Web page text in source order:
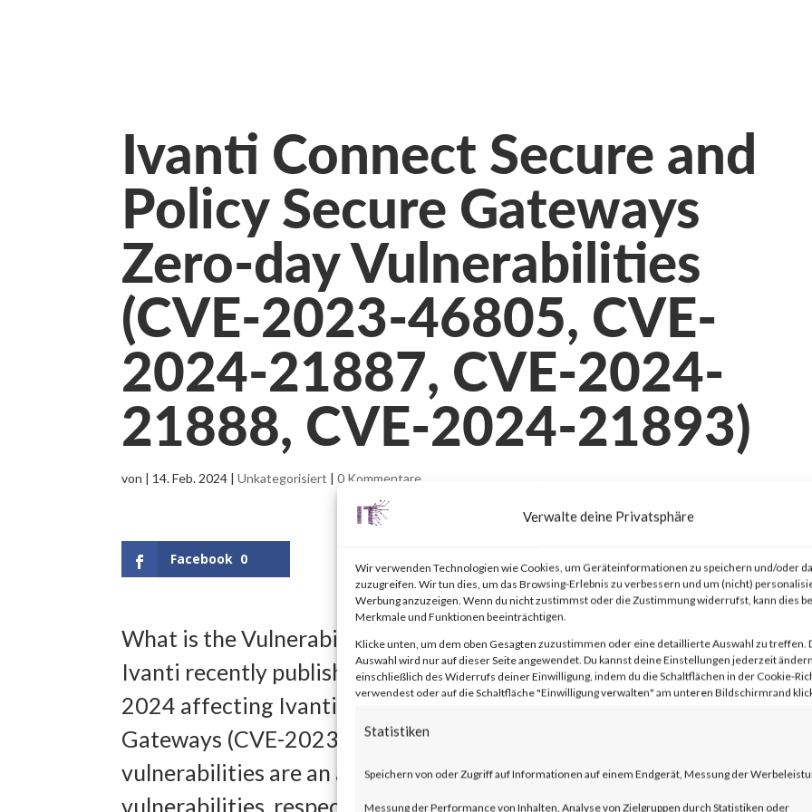
Verwalte deine Privatsphäre
Wir verwenden Technologien wie Cookies, um Geräteinformationen zu speichern und/oder
zuzugreifen. Wir tun dies, um das Browsing-Erlebnis zu verbessern und um (nicht)
Werbung anzuzeigen. Wenn du nicht zustimmst oder die Zustimmung widerrufst, kann dies
Merkmale und Funktionen beeinträchtigen.
Klicke unten, um dem oben Gesagten zuzustimmen oder eine detaillierte Auswahl zu treffen.
Auswahl wird nur auf dieser Seite angewendet. Du kannst deine Einstellungen jederzeit
einschließlich des Widerrufs deiner Einwilligung, indem du die Schaltflächen in der Cookie-
verwendest oder auf die Schaltfläche "Einwilligung verwalten" am unteren Bildschirmrand
Statistiken
Speichern von oder Zugriff auf Informationen auf einem Endgerät, Messung der
Messung der Performance von Inhalten, Analyse von Zielgruppen durch Statistiken oder
Ivanti Connect Secure and
Policy Secure Gateways
Zero-day Vulnerabilities
(CVE-2023-46805, CVE-
2024-21887, CVE-2024-
21888, CVE-2024-21893)
von | 14. Feb. 2024 |Unkategorisiert |0 Kommentare
Facebook 0
What is the Vulnerability?
Ivanti recently published an advisory on two vulnerabilities on Jan
2024 affecting Ivanti Connect Secure (ICS) and Ivanti Policy Secure
Gateways (CVE-2023-46805 and CVE-2024-21887). The
vulnerabilities are an authentication bypass and command injection
vulnerabilities, respectively in the web component of affected